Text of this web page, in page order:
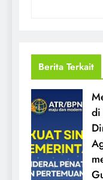
Berita Terkait
di